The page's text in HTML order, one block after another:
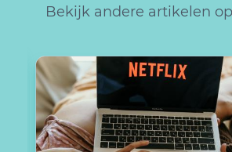
Bekijk andere artikelen